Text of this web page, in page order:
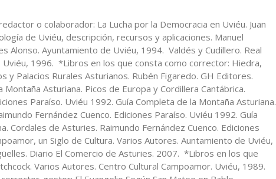
o colaborador: La Lucha por la Democracia en Uviéu. Juan
de Uviéu, descripción, recursos y aplicaciones. Manuel
Alonso. Ayuntamiento de Uviéu, 1994. Valdés y Cudillero. Real
1996. *Libros en los que consta como corrector: Hiedra,
y Palacios Rurales Asturianos. Rubén Figaredo. GH Editores.
Montaña Asturiana. Picos de Europa y Cordillera Cantábrica.
Paraíso. Uviéu 1992. Guía Completa de la Montaña Asturiana.
Fernández Cuenco. Ediciones Paraíso. Uviéu 1992. Guía
Cordales de Asturies. Raimundo Fernández Cuenco. Ediciones
un Siglo de Cultura. Varios Autores. Auntamiento de Uviéu,
Diario El Comercio de Asturies. 2007. *Libros en los que
Varios Autores. Centro Cultural Campoamor. Uviéu, 1989.